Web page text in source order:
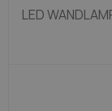
LED